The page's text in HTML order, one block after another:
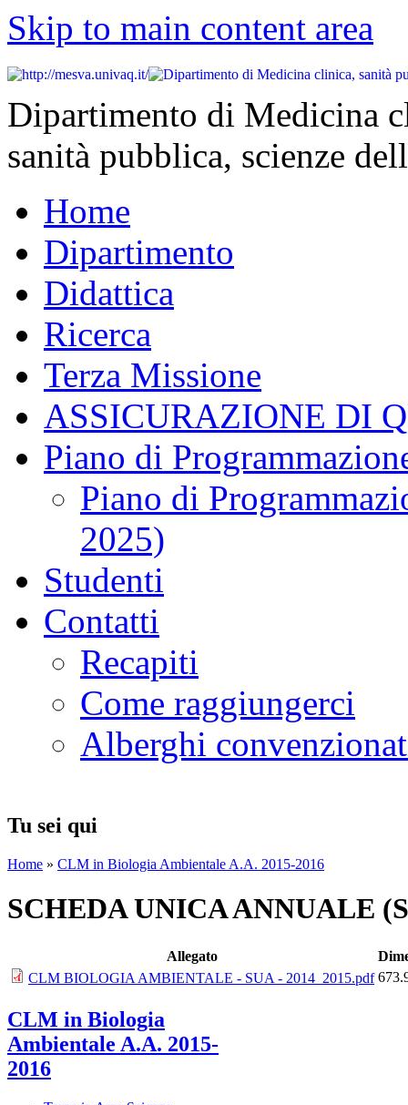
Skip to main content area
Dipartimento di Medicina
sanità pubblica, scienze
Home
Dipartimento
Didattica
Ricerca
Terza Missione
ASSICURAZIONE DI
Piano di
Piano di
2025)
Studenti
Contatti
Recapiti
Come raggiungerci
Alberghi
Tu sei qui
Home » CLM in Biologia Ambientale A.A. 2015-2016
SCHEDA UNICA ANNUALE
Allegato
CLM BIOLOGIA AMBIENTALE - SUA - 2014_2015.pdf
CLM in Biologia
Ambientale A.A. 2015-
2016